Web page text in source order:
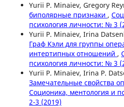
Yurii P. Minaiev, Gregory
биполярные признаки ,
психология личности: № 3
Yurii P. Minaiev, Irina
Граф Кэли для группы
интертипных отношений ,
психология личности: № 3
Yurii P. Minaiev, Irina P.
Замечательные свойства
Соционика, ментология и
2-3 (2019)